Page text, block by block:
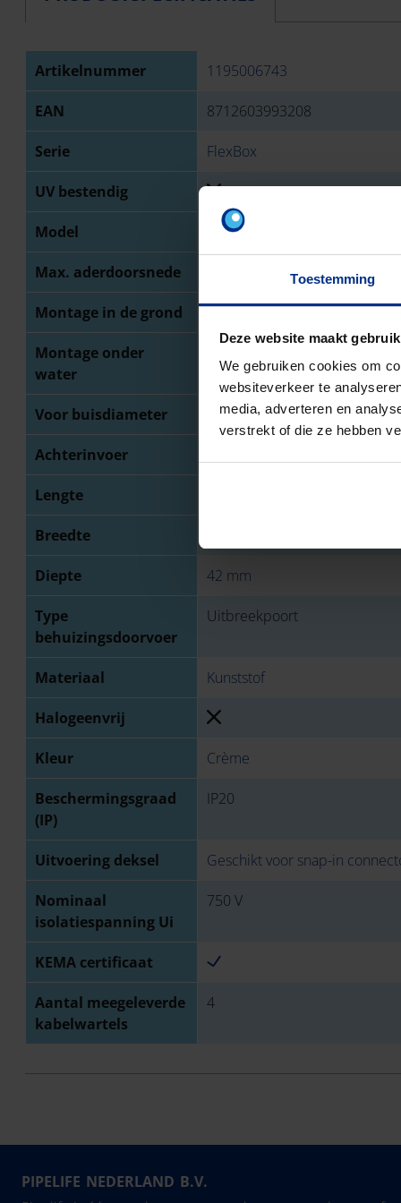
Toestemming
Deze website maakt
We gebruiken cookies om
websiteverkeer te
media, adverteren en
verstrekt of die ze hebben
Artikelnummer 1195006743
EAN 8712603993208
Serie FlexBox
UV bestendig
Model Montagedoos
Max. aderdoorsnede
Montage in de grond
Montage onder
water
Voor buisdiameter 16/19 mm
Achterinvoer
Lengte
Breedte
Diepte 42 mm
Type
behuizingsdoorvoer
Uitbreekpoort
Materiaal Kunststof
Halogeenvrij
Kleur Crème
Beschermingsgraad
(IP)
IP20
Uitvoering deksel Geschikt voor snap-in
Nominaal
isolatiespanning Ui
750 V
KEMA certificaat
Aantal meegeleverde
kabelwartels
4
PIPELIFE NEDERLAND B.V.